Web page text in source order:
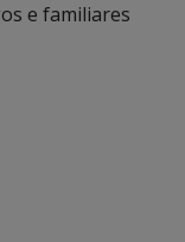
e familiares